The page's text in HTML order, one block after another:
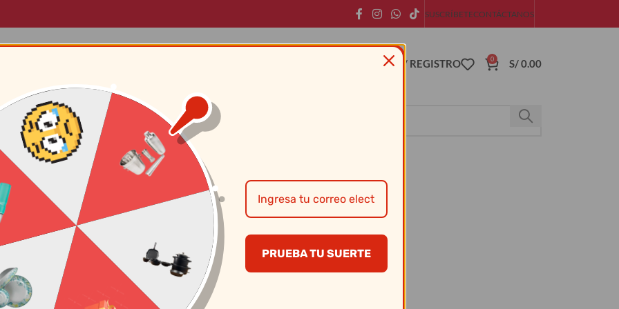
SUSCRÍBETECONTÁCTANOS
ACCESO / REGISTRO 0 S/0.00
Brocha Para Bbq
3.90
PRUEBA TU SUERTE